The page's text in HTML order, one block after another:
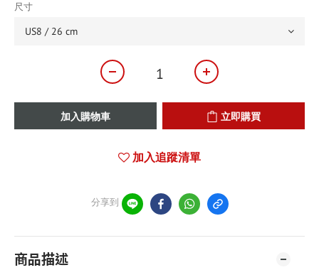
尺寸
加入購物車 立即購買
加入追蹤清單
分享到
商品描述